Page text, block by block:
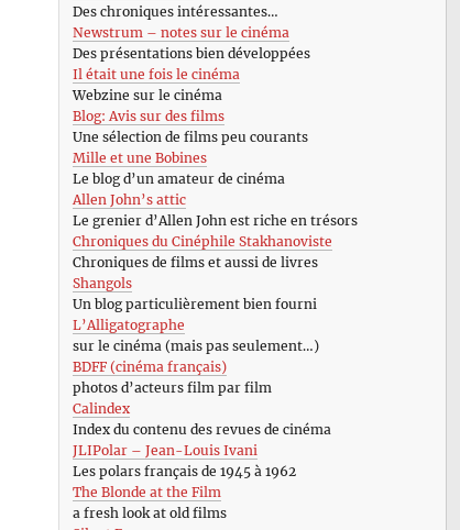
Des chroniques intéressantes…
Newstrum – notes sur le cinéma
Des présentations bien développées
Il était une fois le cinéma
Webzine sur le cinéma
Blog: Avis sur des films
Une sélection de films peu courants
Mille et une Bobines
Le blog d’un amateur de cinéma
Allen John’s attic
Le grenier d’Allen John est riche en trésors
Chroniques du Cinéphile Stakhanoviste
Chroniques de films et aussi de livres
Shangols
Un blog particulièrement bien fourni
L’Alligatographe
sur le cinéma (mais pas seulement…)
BDFF (cinéma français)
photos d’acteurs film par film
Calindex
Index du contenu des revues de cinéma
JLIPolar – Jean-Louis Ivani
Les polars français de 1945 à 1962
The Blonde at the Film
a fresh look at old films